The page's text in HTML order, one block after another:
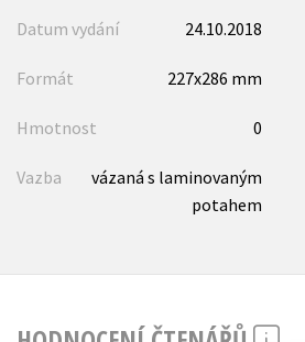
Datum vydání 24.10.2018
Formát 227x286 mm
Hmotnost 0
Vazba
vázaná s laminovaným
potahem